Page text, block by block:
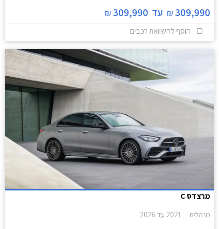
309,990
₪ עד 309,990
₪
הוסף להשוואת רכבים
מרצדס C
מנהלים 2021 עד 2026